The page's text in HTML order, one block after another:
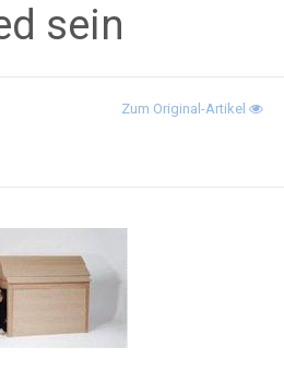
sein
Zum Original-Artikel